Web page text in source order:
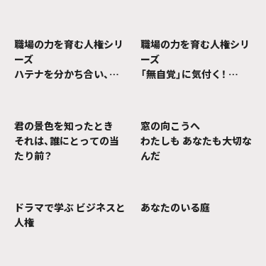
職場の力を育む人権シリ
ーズ
ハテナを分かち合い、カ
職場の力を育む人権シリ
ーズ
「無自覚」に気付く！
君の景色を知ったとき
それは、誰にとっての当
たり前？
窓の向こうへ
わたしも あなたも大切な
んだ
ドラマで学ぶ ビジネスと
人権
あなたのいる庭